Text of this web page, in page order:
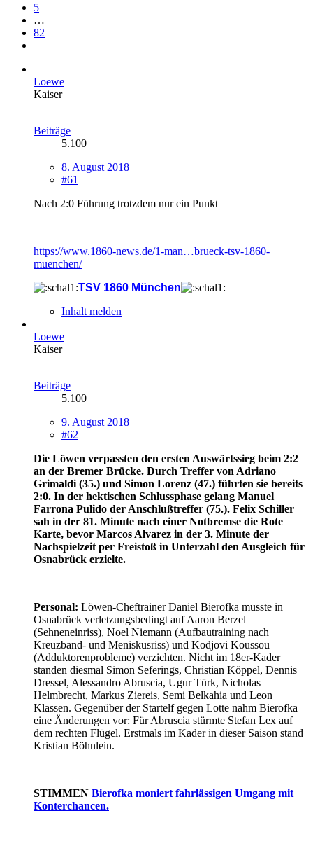
5
…
82
Loewe
Kaiser
Beiträge
5.100
8. August 2018
#61
Nach 2:0 Führung trotzdem nur ein Punkt
https://www.1860-news.de/1-man…brueck-tsv-1860-
muenchen/
TSV 1860 München
Inhalt melden
Loewe
Kaiser
Beiträge
5.100
9. August 2018
#62
Die Löwen verpassten den ersten Auswärtssieg beim 2:2
an der Bremer Brücke. Durch Treffer von Adriano
Grimaldi (35.) und Simon Lorenz (47.) führten sie bereits
2:0. In der hektischen Schlussphase gelang Manuel
Farrona Pulido der Anschlußtreffer (75.). Felix Schiller
sah in der 81. Minute nach einer Notbremse die Rote
Karte, bevor Marcos Alvarez in der 3. Minute der
Nachspielzeit per Freistoß in Unterzahl den Ausgleich für
Osnabrück erzielte.
Personal: Löwen-Cheftrainer Daniel Bierofka musste in
Osnabrück verletzungsbedingt auf Aaron Berzel
(Sehneneinriss), Noel Niemann (Aufbautraining nach
Kreuzband- und Meniskusriss) und Kodjovi Koussou
(Adduktorenprobleme) verzichten. Nicht im 18er-Kader
standen diesmal Simon Seferings, Christian Köppel, Dennis
Dressel, Alessandro Abruscia, Ugur Türk, Nicholas
Helmbrecht, Markus Ziereis, Semi Belkahia und Leon
Klassen. Gegenüber der Startelf gegen Lotte nahm Bierofka
eine Änderungen vor: Für Abruscia stürmte Stefan Lex auf
dem rechten Flügel. Erstmals im Kader in dieser Saison stand
Kristian Böhnlein.
STIMMEN Bierofka moniert fahrlässigen Umgang mit
Konterchancen.